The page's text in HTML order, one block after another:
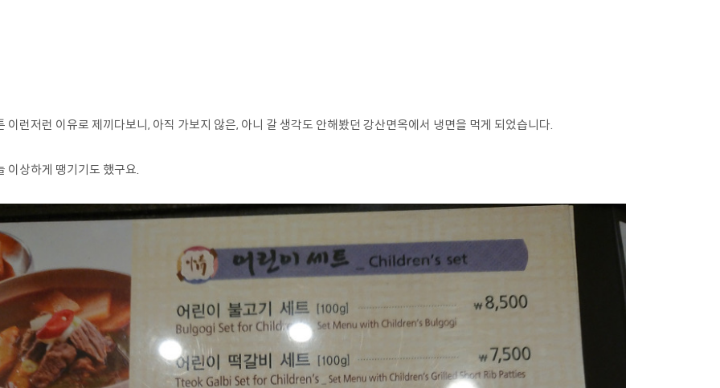
이런저런 이유로 제끼다보니, 아직 가보지 않은, 아니 갈 생각도 안해봤던 강산면옥에서 냉면을 먹게 되었습니다.
이상하게 땡기기도 했구요.